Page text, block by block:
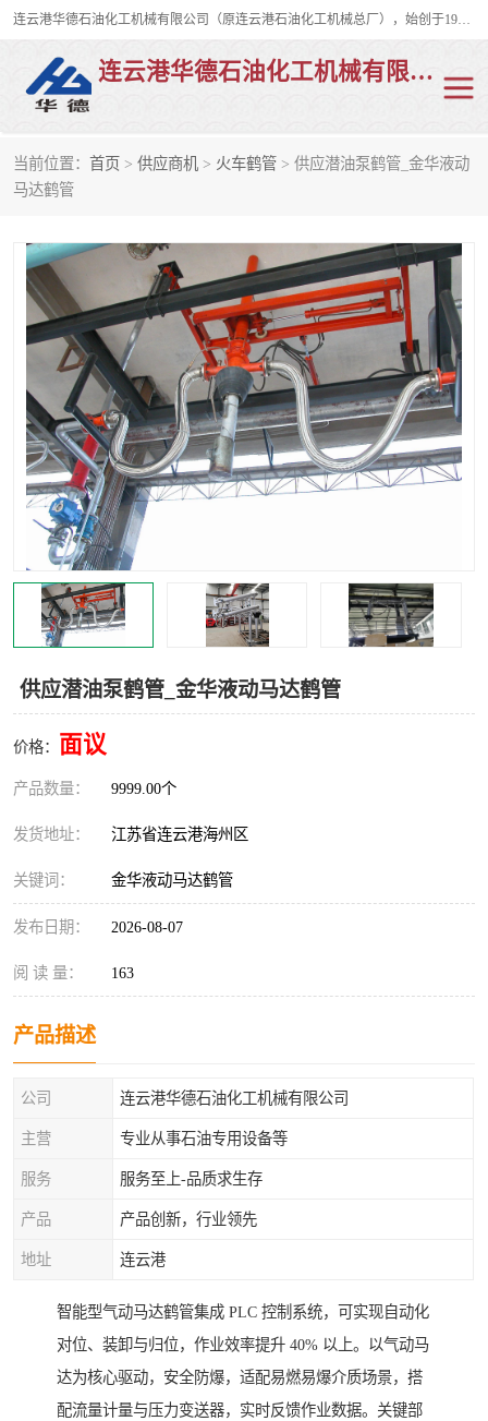
连云港华德石油化工机械有限公司（原连云港石油化工机械总厂），始创于1982年，是从事码头船用流体装卸臂、陆用流体装卸臂（鹤管）、活动梯、钢构平台、定量装车系统等全系列流体装卸设备的设计、制造、销售以及服务的专业供应商。
连云港华德石油化工机械有限公司
当前位置： 首页 > 供应商机 > 火车鹤管 > 供应潜油泵鹤管_金华液动
马达鹤管
供应潜油泵鹤管_金华液动马达鹤管
价格： 面议
产品数量： 9999.00个
发货地址： 江苏省连云港海州区
关键词： 金华液动马达鹤管
发布日期： 2026-08-07
阅 读 量： 163
产品描述
公司 连云港华德石油化工机械有限公司
主营 专业从事石油专用设备等
服务 服务至上-品质求生存
产品 产品创新，行业领先
地址 连云港
智能型气动马达鹤管集成 PLC 控制系统，可实现自动化
对位、装卸与归位，作业效率提升 40% 以上。以气动马
达为核心驱动，安全防爆，适配易燃易爆介质场景，搭
配流量计量与压力变送器，实时反馈作业数据。关键部
陆用流体装卸臂
液氨鹤管 液氯鹤管
LNG鹤管 活动梯
平台栈桥 卸车鹤管
装车鹤管 输油臂
紧急脱离干式接头 火车鹤管
汽车鹤管
底部鹤管
浮动出油装置 鹤管